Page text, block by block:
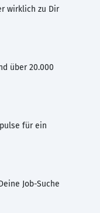
wirklich zu Dir
über 20.000
für ein
Job-Suche